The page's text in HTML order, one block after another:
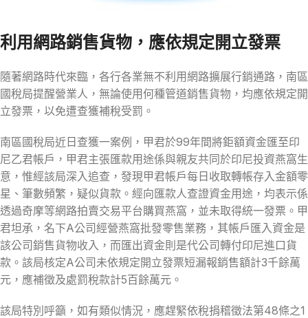
利用網路銷售貨物，應依規定開立發票
隨著網路時代來臨，各行各業無不利用網路擴展行銷通路，南區
國稅局提醒營業人，無論使用何種管道銷售貨物，均應依規定開
立發票，以免遭查獲補稅受罰。
南區國稅局近日查獲一案例，甲君於99年間將鉅額資金匯至印
尼乙君帳戶，甲君主張匯款用途係與親友共同於印尼投資燕窩生
意，惟經該局深入追查，發現甲君帳戶每日收取轉帳存入金額零
星、筆數頻繁，疑似貨款。經向匯款人查證資金用途，均表示係
透過奇摩等網路拍賣交易平台購買燕窩，並未取得統一發票。甲
君坦承，名下A公司經營燕窩批發零售業務，其帳戶匯入資金是
該公司銷售貨物收入，而匯出資金則是代公司轉付印尼進口貨
款。該局核定A公司未依規定開立發票短漏報銷售額計3千餘萬
元，應補徵及處罰稅款計5百餘萬元。
該局特別呼籲，如有類似情況，應趕緊依稅捐稽徵法第48條之1